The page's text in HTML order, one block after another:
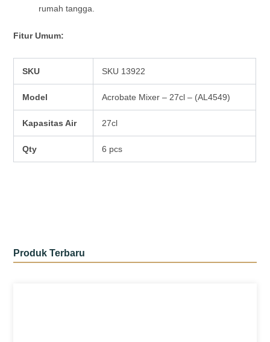
rumah tangga.
Fitur Umum:
SKU SKU 13922
Model Acrobate Mixer – 27cl – (AL4549)
Kapasitas Air 27cl
Qty 6 pcs
Produk Terbaru